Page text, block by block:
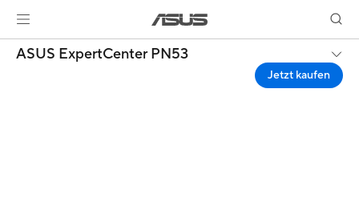
ASUS ExpertCenter PN53
Jetzt kaufen